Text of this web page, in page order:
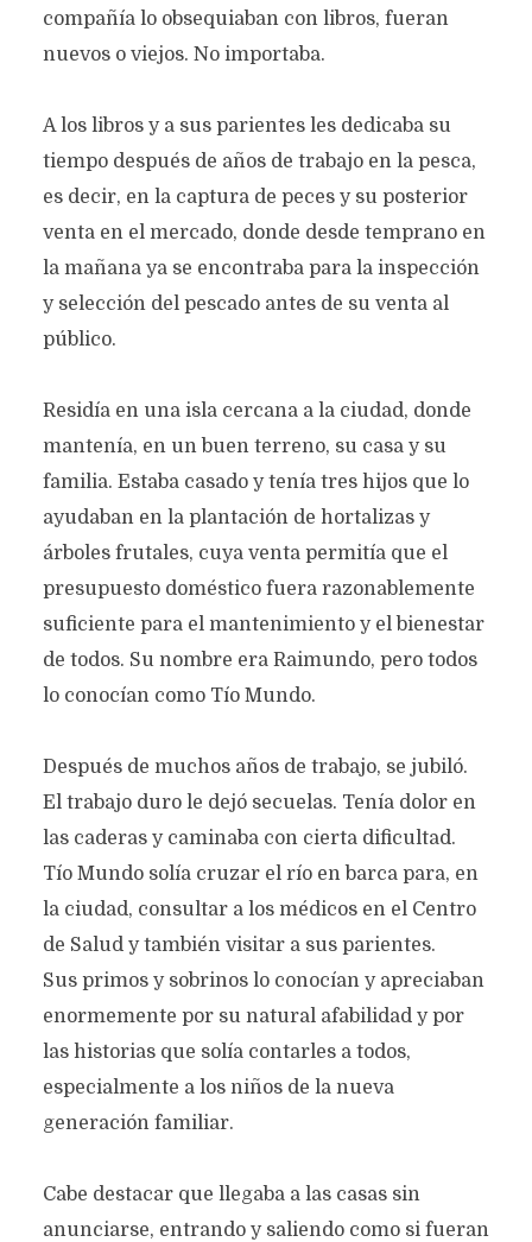
compañía lo obsequiaban con libros, fueran
nuevos o viejos. No importaba.
A los libros y a sus parientes les dedicaba su
tiempo después de años de trabajo en la pesca,
es decir, en la captura de peces y su posterior
venta en el mercado, donde desde temprano en
la mañana ya se encontraba para la inspección
y selección del pescado antes de su venta al
público.
Residía en una isla cercana a la ciudad, donde
mantenía, en un buen terreno, su casa y su
familia. Estaba casado y tenía tres hijos que lo
ayudaban en la plantación de hortalizas y
árboles frutales, cuya venta permitía que el
presupuesto doméstico fuera razonablemente
suficiente para el mantenimiento y el bienestar
de todos. Su nombre era Raimundo, pero todos
lo conocían como Tío Mundo.
Después de muchos años de trabajo, se jubiló.
El trabajo duro le dejó secuelas. Tenía dolor en
las caderas y caminaba con cierta dificultad.
Tío Mundo solía cruzar el río en barca para, en
la ciudad, consultar a los médicos en el Centro
de Salud y también visitar a sus parientes.
Sus primos y sobrinos lo conocían y apreciaban
enormemente por su natural afabilidad y por
las historias que solía contarles a todos,
especialmente a los niños de la nueva
generación familiar.
Cabe destacar que llegaba a las casas sin
anunciarse, entrando y saliendo como si fueran